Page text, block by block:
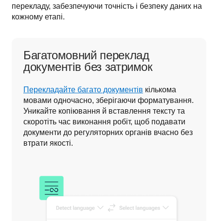
перекладу, забезпечуючи точність і безпеку даних на
кожному етапі.
Багатомовний переклад
документів без затримок
Перекладайте багато документів кількома
мовами одночасно, зберігаючи форматування.
Уникайте копіювання й вставлення тексту та
скоротіть час виконання робіт, щоб подавати
документи до регуляторних органів вчасно без
втрати якості.